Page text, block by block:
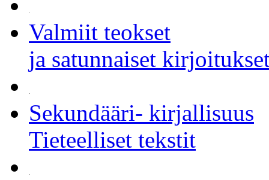
Valmiit teokset
ja satunnaiset
Sekundääri- kirjallisuus
Tieteelliset tekstit